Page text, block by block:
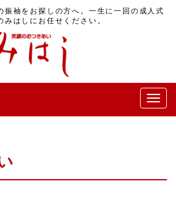
振袖をお探しの方へ。一生に一回の成人式
はしにお任せください。
メ
ニ